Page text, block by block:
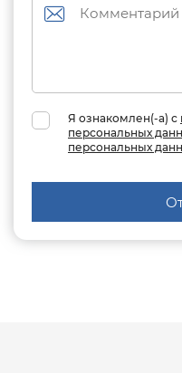
Я ознакомлен(-а) с
персональных
персональных